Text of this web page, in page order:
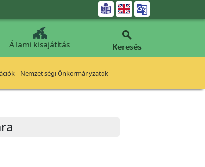

Állami kisajátítás

Keresés
Nemzetiségi Önkormányzatok